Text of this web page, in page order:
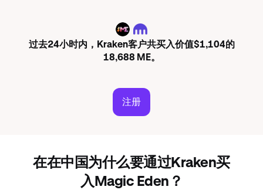
ME
过去24小时内，Kraken客户共买入价值$1,104的
18,688 ME。
注册
在在中国为什么要通过Kraken买
入Magic Eden？